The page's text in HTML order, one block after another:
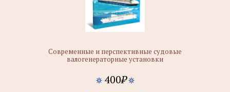
Современные и перспективные судовые
валогенераторные установки
400₽